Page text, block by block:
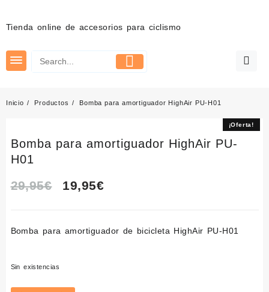
contenido
Tienda online de accesorios para ciclismo
Inicio Productos Bomba para amortiguador HighAir PU-H01
¡Oferta!
Bomba para amortiguador HighAir PU-
H01
29,95€
El
original
19,95€El
actual
Bomba para amortiguador de bicicleta HighAir PU-H01
Sin existencias
¡Oferta!